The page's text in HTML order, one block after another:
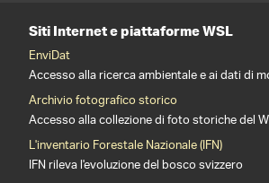
Siti Internet e piattaforme WSL
EnviDat
Accesso alla ricerca ambientale e ai dati di
Archivio fotografico storico
Accesso alla collezione di foto storiche del
L'inventario Forestale Nazionale (IFN)
IFN rileva l'evoluzione del bosco svizzero